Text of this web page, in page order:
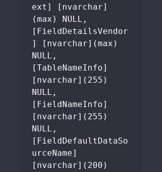
ext] [nvarchar]
(max) NULL,
[FieldDetailsVendor
] [nvarchar](max)
NULL,
[TableNameInfo]
[nvarchar](255)
NULL,
[FieldNameInfo]
[nvarchar](255)
NULL,
[FieldDefaultDataSo
urceName]
[nvarchar](200)